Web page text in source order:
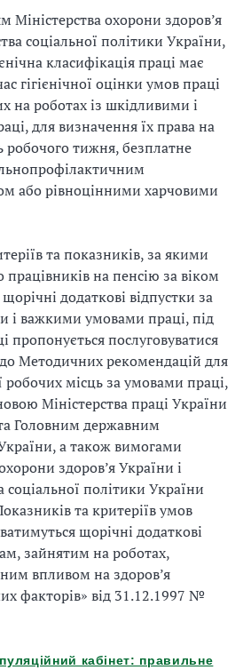
Міністерства охорони здоров’я
соціальної політики України,
класифікація праці має
гігієнічної оцінки умов праці
на роботах із шкідливими і
для визначення їх права на
робочого тижня, безплатне
або рівноцінними харчовими
та показників, за якими
на пенсію за віком
додаткові відпустки за
і важкими умовами праці, під
пропонується послуговуватися
Методичних рекомендацій для
робочих місць за умовами праці,
Міністерства праці України
Головним державним
а також вимогами
здоров’я України і
соціальної політики України
та критеріїв умов
щорічні додаткові
зайнятим на роботах,
впливом на здоров’я
факторів» від 31.12.1997 №
кабінет: правильне